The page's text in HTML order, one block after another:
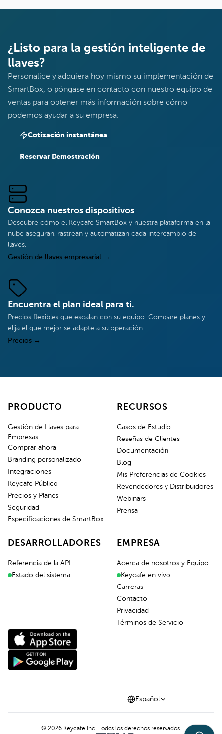
¿Listo para la gestión inteligente de
llaves?
Personalice y adquiera hoy mismo su implementación de
SmartBox, o póngase en contacto con nuestro equipo de
ventas para obtener más información sobre cómo
podemos ayudar a su empresa.
Cotización instantánea
Reservar Demostración
Conozca nuestros dispositivos
Descubre cómo el Keycafe SmartBox y nuestra plataforma en la
nube aseguran, rastrean y automatizan cada intercambio de
llaves.
Gestión de llaves empresarial →
Encuentra el plan ideal para ti.
Precios flexibles que escalan con su equipo. Compare planes y
elija el que mejor se adapte a su operación.
Precios →
PRODUCTO
Gestión de Llaves para
Empresas
Comprar ahora
Branding personalizado
Integraciones
Keycafe Público
Precios y Planes
Seguridad
Especificaciones de SmartBox
RECURSOS
Casos de Estudio
Reseñas de Clientes
Documentación
Blog
Mis Preferencias de Cookies
Revendedores y Distribuidores
Webinars
Prensa
DESARROLLADORES
Referencia de la API
Estado del sistema
EMPRESA
Acerca de nosotros y Equipo
Keycafe en vivo
Carreras
Contacto
Privacidad
Términos de Servicio
Español
© 2026 Keycafe Inc. Todos los derechos reservados.